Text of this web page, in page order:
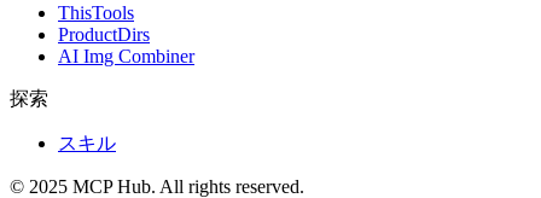
ThisTools
ProductDirs
AI Img Combiner
探索
スキル
© 2025 MCP Hub. All rights reserved.